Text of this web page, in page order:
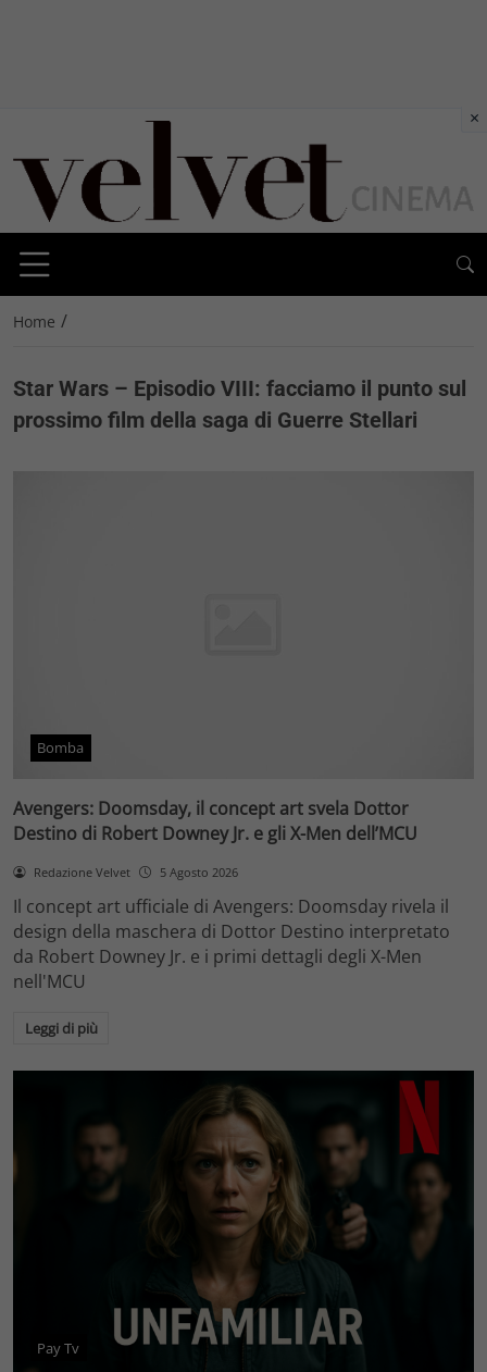
Home /
Star Wars – Episodio VIII: facciamo il punto sul
prossimo film della saga di Guerre Stellari
Bomba
Avengers: Doomsday, il concept art svela Dottor
Destino di Robert Downey Jr. e gli X-Men dell’MCU
Redazione Velvet 5 Agosto 2026
Il concept art ufficiale di Avengers: Doomsday rivela il
design della maschera di Dottor Destino interpretato
da Robert Downey Jr. e i primi dettagli degli X-Men
nell'MCU
Leggi di più
Pay Tv
×